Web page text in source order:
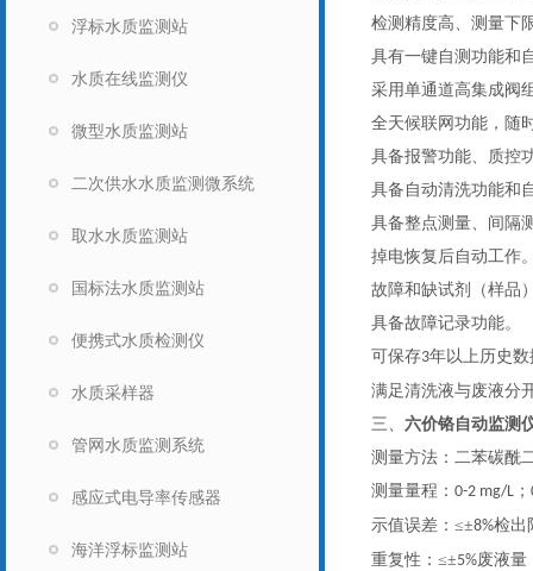
浮标水质监测站
水质在线监测仪
微型水质监测站
二次供水水质监测微系统
取水水质监测站
国标法水质监测站
便携式水质检测仪
水质采样器
管网水质监测系统
感应式电导率传感器
海洋浮标监测站
检测精度高、测量下
具有一键自测功能和
采用单通道高集成阀
全天候联网功能，随
具备报警功能、质控
具备自动清洗功能和
具备整点测量、间隔
掉电恢复后自动工作
故障和缺试剂（样品
具备故障记录功能。
可保存3年以上历史数
满足清洗液与废液分
三、 六价铬自动监测
测量方法：二苯碳酰
测量量程： 0-2 mg/L ；
示值误差： ≤±8%检出
重复性： ≤±5%废液量